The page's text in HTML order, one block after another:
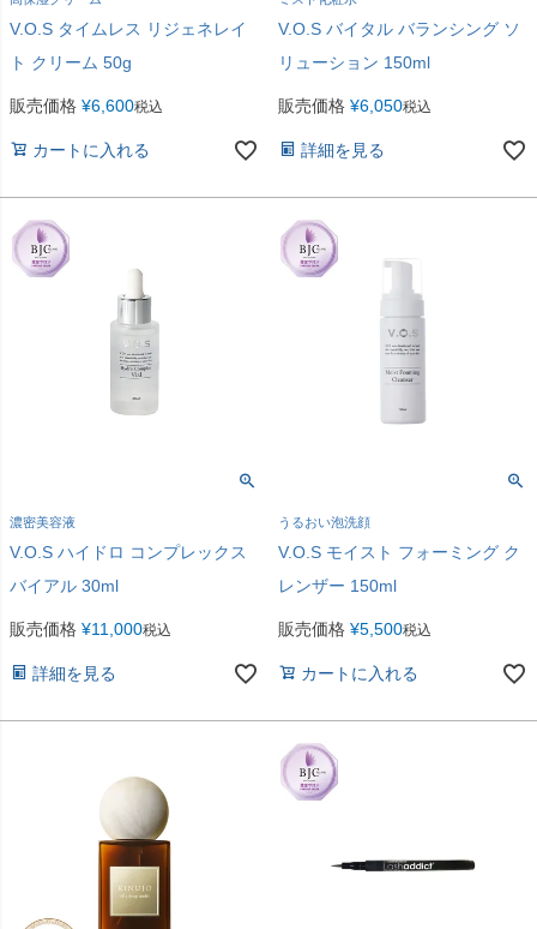
V.O.S タイムレス リジェネレイ
ト クリーム 50g
販売価格 ¥6,600税込
カートに入れる
V.O.S バイタル バランシング ソ
リューション 150ml
販売価格 ¥6,050税込
詳細を見る
濃密美容液
V.O.S ハイドロ コンプレックス
バイアル 30ml
販売価格 ¥11,000税込
詳細を見る
うるおい泡洗顔
V.O.S モイスト フォーミング ク
レンザー 150ml
販売価格 ¥5,500税込
カートに入れる